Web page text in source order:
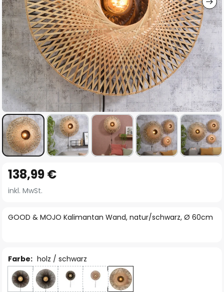
Anfang
der
springen
GOOD & MOJO Kalimantan Wand, natur/schwarz, Ø 60cm
138,99 €
inkl. MwSt.
Farbe: holz / schwarz